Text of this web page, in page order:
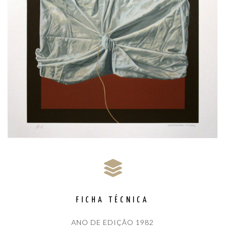
FICHA TÉCNICA
ANO DE EDIÇÃO 1982